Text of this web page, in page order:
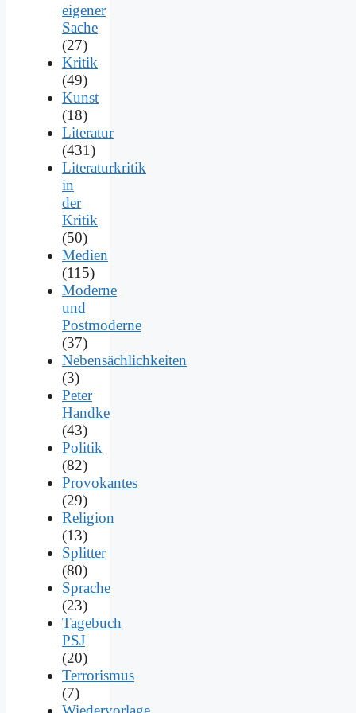
eigener
Sache
(27)
Kritik
(49)
Kunst
(18)
Literatur
(431)
Literaturkritik
in
der
Kritik
(50)
Medien
(115)
Moderne
und
Postmoderne
(37)
Nebensächlichkeiten
(3)
Peter
Handke
(43)
Politik
(82)
Provokantes
(29)
Religion
(13)
Splitter
(80)
Sprache
(23)
Tagebuch
PSJ
(20)
Terrorismus
(7)